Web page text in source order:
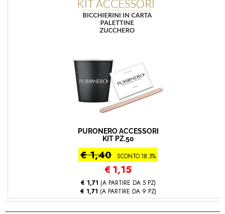
PURONERO ACCESSORI
KIT PZ.50
€ 1,40 SCONTO 18.3%
€ 1,15
€ 1,71 (A PARTIRE DA 5 PZ)
€ 1,71 (A PARTIRE DA 9 PZ)